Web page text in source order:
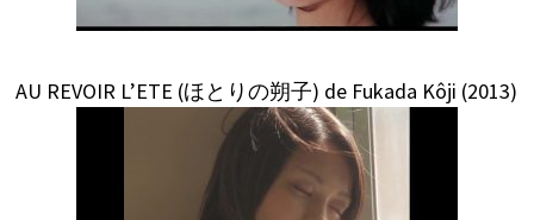
AU REVOIR L’ETE (ほとりの朔子) de Fukada Kôji (2013)